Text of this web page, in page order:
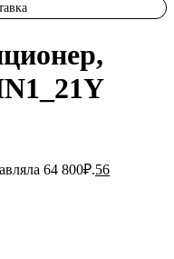
64 800₽.56